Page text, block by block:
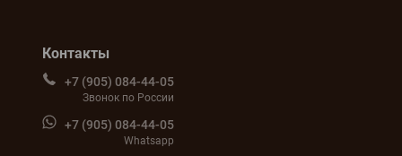
Контакты
+7 (905) 084-44-05
Звонок по России
+7 (905) 084-44-05
Whatsapp